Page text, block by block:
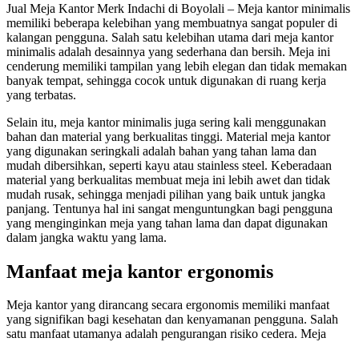
Jual Meja Kantor Merk Indachi di Boyolali – Meja kantor minimalis
memiliki beberapa kelebihan yang membuatnya sangat populer di
kalangan pengguna. Salah satu kelebihan utama dari meja kantor
minimalis adalah desainnya yang sederhana dan bersih. Meja ini
cenderung memiliki tampilan yang lebih elegan dan tidak memakan
banyak tempat, sehingga cocok untuk digunakan di ruang kerja
yang terbatas.
Selain itu, meja kantor minimalis juga sering kali menggunakan
bahan dan material yang berkualitas tinggi. Material meja kantor
yang digunakan seringkali adalah bahan yang tahan lama dan
mudah dibersihkan, seperti kayu atau stainless steel. Keberadaan
material yang berkualitas membuat meja ini lebih awet dan tidak
mudah rusak, sehingga menjadi pilihan yang baik untuk jangka
panjang. Tentunya hal ini sangat menguntungkan bagi pengguna
yang menginginkan meja yang tahan lama dan dapat digunakan
dalam jangka waktu yang lama.
Manfaat meja kantor ergonomis
Meja kantor yang dirancang secara ergonomis memiliki manfaat
yang signifikan bagi kesehatan dan kenyamanan pengguna. Salah
satu manfaat utamanya adalah pengurangan risiko cedera. Meja